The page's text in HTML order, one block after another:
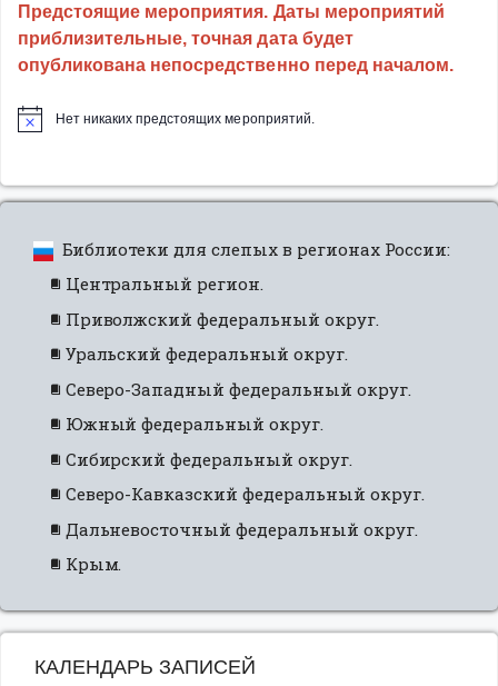
Предстоящие мероприятия. Даты мероприятий
приблизительные, точная дата будет
опубликована непосредственно перед началом.
Нет никаких предстоящих мероприятий.
Библиотеки для слепых в регионах России:
Центральный регион.
Приволжский федеральный округ.
Уральский федеральный округ.
Северо-Западный федеральный округ.
Южный федеральный округ.
Сибирский федеральный округ.
Северо-Кавказский федеральный округ.
Дальневосточный федеральный округ.
Крым.
КАЛЕНДАРЬ ЗАПИСЕЙ